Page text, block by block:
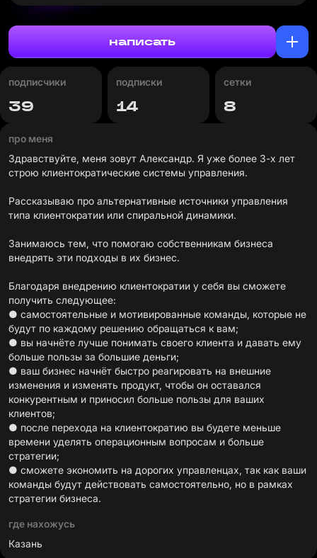
написать
подписчики
39
подписки
14
сетки
8
про меня
Здравствуйте, меня зовут Александр. Я уже более 3-х лет
строю клиентократические системы управления.
Рассказываю про альтернативные источники управления
типа клиентократии или спиральной динамики.
Занимаюсь тем, что помогаю собственникам бизнеса
внедрять эти подходы в их бизнес.
Благодаря внедрению клиентократии у себя вы сможете
получить следующее:
● самостоятельные и мотивированные команды, которые не
будут по каждому решению обращаться к вам;
● вы начнёте лучше понимать своего клиента и давать ему
больше пользы за большие деньги;
● ваш бизнес начнёт быстро реагировать на внешние
изменения и изменять продукт, чтобы он оставался
конкурентным и приносил больше пользы для ваших
клиентов;
● после перехода на клиентократию вы будете меньше
времени уделять операционным вопросам и больше
стратегии;
● сможете экономить на дорогих управленцах, так как ваши
команды будут действовать самостоятельно, но в рамках
стратегии бизнеса.
где нахожусь
Казань